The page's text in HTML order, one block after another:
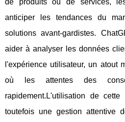
anticiper les tendances du
solutions avant-gardistes.
aider à analyser les données
l'expérience utilisateur, un atout
où les attentes des
rapidement.L'utilisation de cette
toutefois une gestion attentive